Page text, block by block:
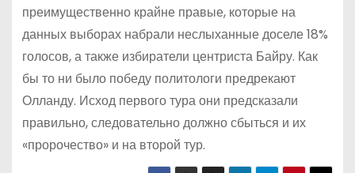
преимущественно крайне правые, которые на
данных выборах набрали неслыханные доселе 18%
голосов, а также избиратели центриста Байру. Как
бы то ни было победу политологи предрекают
Олланду. Исход первого тура они предсказали
правильно, следовательно должно сбыться и их
«пророчество» и на второй тур.